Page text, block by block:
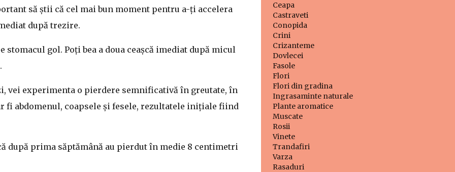
să știi că cel mai bun moment pentru a-ți accelera
după trezire.
stomacul gol. Poți bea a doua ceașcă imediat după micul
vei experimenta o pierdere semnificativă în greutate, în
fi abdomenul, coapsele și fesele, rezultatele inițiale fiind
după prima săptămână au pierdut în medie 8 centimetri
Ceapa
Castraveti
Conopida
Crini
Crizanteme
Dovlecei
Fasole
Flori
Flori din gradina
Ingrasaminte naturale
Plante aromatice
Muscate
Rosii
Vinete
Trandafiri
Varza
Rasaduri